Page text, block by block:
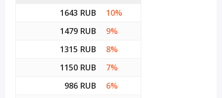
1643 RUB
10%
1479 RUB
9%
1315 RUB
8%
1150 RUB
7%
986 RUB
6%